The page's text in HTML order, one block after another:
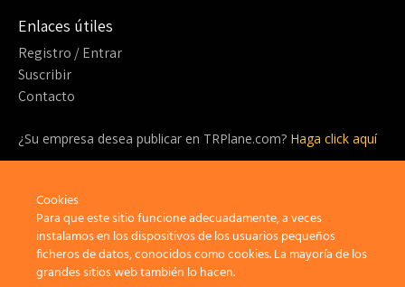
Enlaces útiles
Registro / Entrar
Suscribir
Contacto
¿Su empresa desea publicar en TRPlane.com? Haga click aquí
¡Sea parte de la comunidad detrás de TRPlane y disfrute de un
sinfín de beneficios!
Suscribir
Cookies
Para que este sitio funcione adecuadamente, a veces
instalamos en los dispositivos de los usuarios pequeños
ficheros de datos, conocidos como cookies. La mayoría de los
grandes sitios web también lo hacen.